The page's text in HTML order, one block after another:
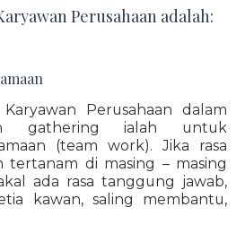
Perusahaan adalah:
Perusahaan dalam
gathering ialah untuk
(team work). Jika rasa
tertanam di masing – masing
ada rasa tanggung jawab,
kawan, saling membantu,